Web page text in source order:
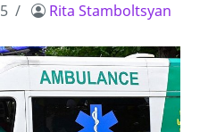
Rita Stamboltsyan